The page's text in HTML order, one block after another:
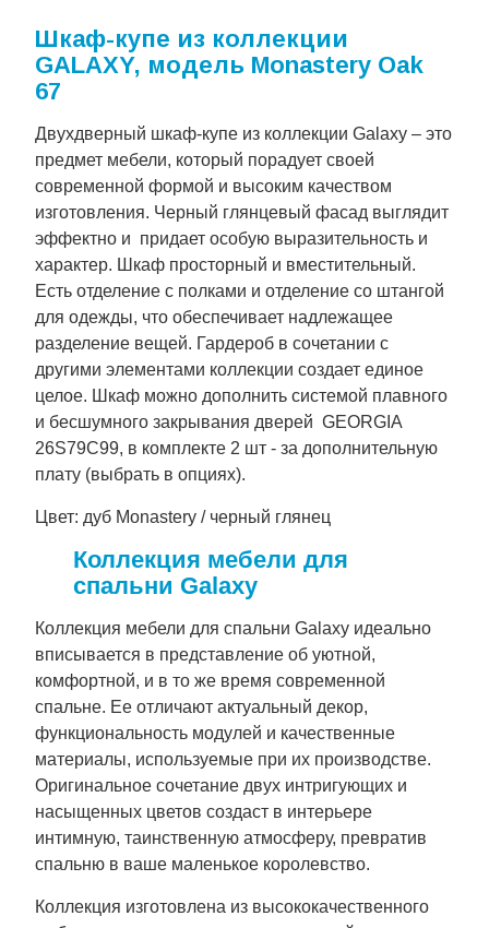
Шкаф-купе из коллекции
GALAXY, модель Monastery Oak
67
Двухдверный шкаф-купе из коллекции Galaxy – это
предмет мебели, который порадует своей
современной формой и высоким качеством
изготовления. Черный глянцевый фасад выглядит
эффектно и придает особую выразительность и
характер. Шкаф просторный и вместительный.
Есть отделение с полками и отделение со штангой
для одежды, что обеспечивает надлежащее
разделение вещей. Гардероб в сочетании с
другими элементами коллекции создает единое
целое. Шкаф можно дополнить системой плавного
и бесшумного закрывания дверей GEORGIA
26S79C99, в комплекте 2 шт - за дополнительную
плату (выбрать в опциях).
Цвет: дуб Monastery / черный глянец
Коллекция мебели для
спальни Galaxy
Коллекция мебели для спальни Galaxy идеально
вписывается в представление об уютной,
комфортной, и в то же время современной
спальне. Ее отличают актуальный декор,
функциональность модулей и качественные
материалы, используемые при их производстве.
Оригинальное сочетание двух интригующих и
насыщенных цветов создаст в интерьере
интимную, таинственную атмосферу, превратив
спальню в ваше маленькое королевство.
Коллекция изготовлена ​​из высококачественного